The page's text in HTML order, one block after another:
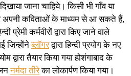
जाना चाहिये। किसी भी गाँव या
अपनी कविताओं के माध्यम से आ सकते हैं,
प्रेमी कर्मवीरों द्वारा किए जाने वाले
जिन्होंनेब्लॉगरद्वारा हिन्दी प्रयोग के नए
द्वारा तैयार किया गया होशंगाबाद के
नर्मदा तीरेका लोकार्पण किया गया।